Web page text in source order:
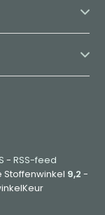
- RSS-feed
Stoffenwinkel 9,2 -